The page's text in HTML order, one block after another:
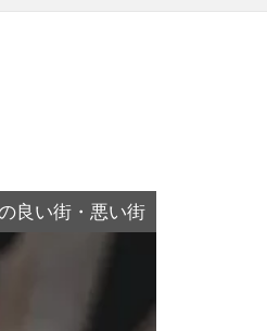
良い街・悪い街